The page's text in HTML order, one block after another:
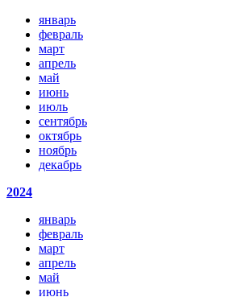
январь
февраль
март
апрель
май
июнь
июль
сентябрь
октябрь
ноябрь
декабрь
2024
январь
февраль
март
апрель
май
июнь